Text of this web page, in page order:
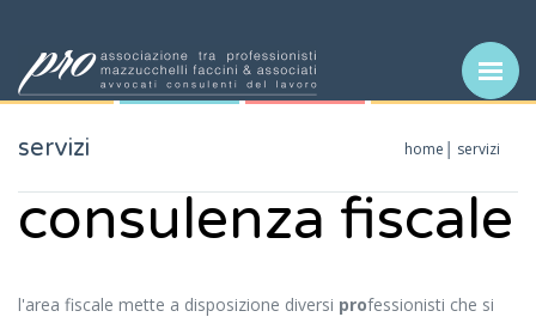
servizi home servizi
consulenza fiscale
l'area fiscale mette a disposizione diversi professionisti che si